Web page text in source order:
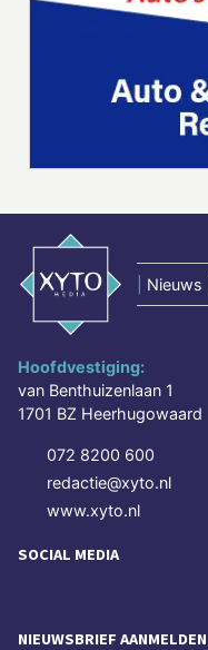
Nieuws
Hoofdvestiging:
van Benthuizenlaan 1
1701 BZ Heerhugowaard
072 8200 600
redactie@xyto.nl
www.xyto.nl
SOCIAL MEDIA
NIEUWSBRIEF AANMELDEN